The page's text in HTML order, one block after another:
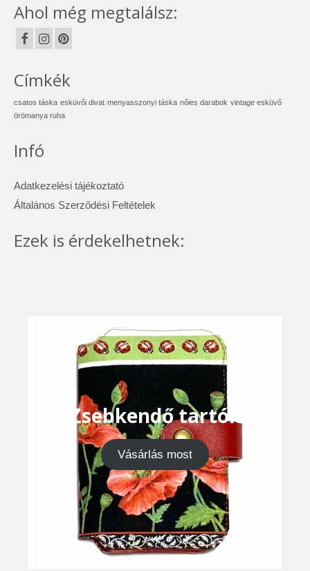
Ahol még megtalálsz:
Címkék
csatos táska esküvői divat menyasszonyi táska nőies darabok vintage esküvő
örömanya ruha
Infó
Adatkezelési tájékoztató
Általános Szerződési Feltételek
Ezek is érdekelhetnek:
Zsebkendő tartók
Vásárlás most